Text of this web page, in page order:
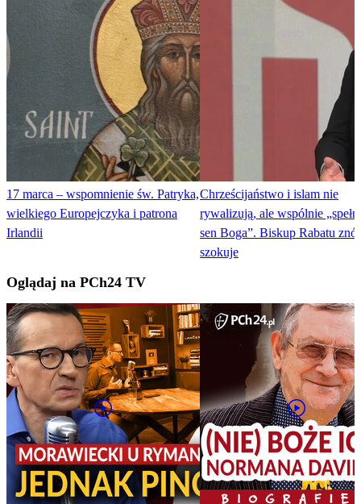
17 marca – wspomnienie św. Patryka,
wielkiego Europejczyka i patrona
Irlandii
Chrześcijaństwo i islam nie
rywalizują, ale wspólnie
sen Boga”. Biskup Rabatu
szokuje
Oglądaj na PCh24 TV